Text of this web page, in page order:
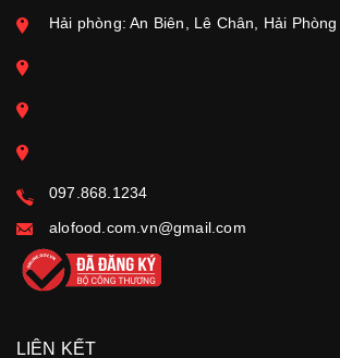
Hải phòng: An Biên, Lê Chân, Hải Phòng
097.868.1234
alofood.com.vn@gmail.com
LIÊN KẾT